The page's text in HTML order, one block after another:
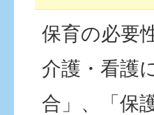
保育の必要
介護・看護
合」、「保